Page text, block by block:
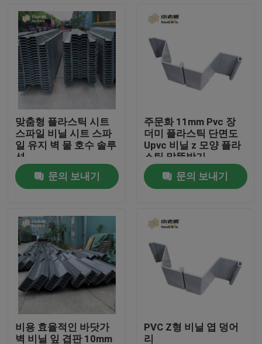
제품
회사 소개
공장 여행
품질 관리
문의하기
블로그
조회를 요청하다
MBBR 필터 미디어
MBBR 전기 매체
맞춤형 플라스틱 시트
스파일 비닐 시트 스파
일 유지 벽 물 호수 솔루
션
문의 보내기
주문화 11mm Pvc 장
더미 플라스틱 단면도
Upvc 비닐 z 모양 플라
스틱 말뚝박기
문의 보내기
비용 효율적인 바닷가
벽 비닐 잎 겹판 10mm
PVC Z형 비닐 엽 덩어
리